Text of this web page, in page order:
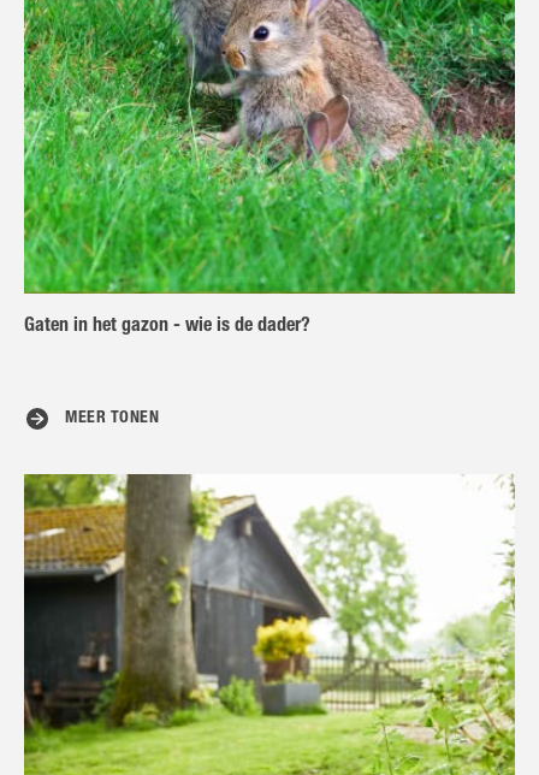
Gaten in het gazon - wie is de dader?
MEER TONEN